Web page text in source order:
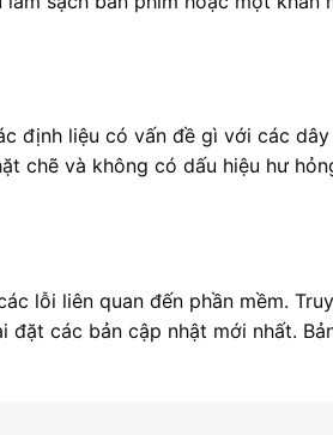
định liệu có vấn đề gì với các
chẽ và không có dấu hiệu hư
lỗi liên quan đến phần mềm.
các bản cập nhật mới nhất.